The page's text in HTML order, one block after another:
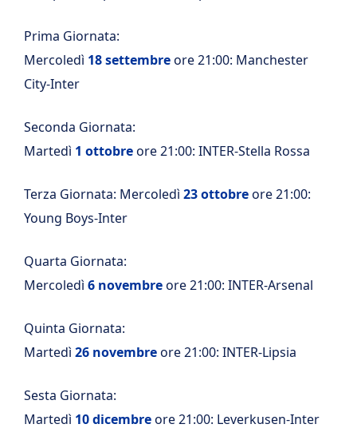
Prima Giornata:
Mercoledì 18 settembreore 21:00: Manchester
City-Inter
Seconda Giornata:
Martedì 1 ottobreore 21:00: INTER-Stella Rossa
Terza Giornata: Mercoledì 23 ottobreore 21:00:
Young Boys-Inter
Quarta Giornata:
Mercoledì 6 novembreore 21:00: INTER-Arsenal
Quinta Giornata:
Martedì 26 novembreore 21:00: INTER-Lipsia
Sesta Giornata:
Martedì 10 dicembreore 21:00: Leverkusen-Inter